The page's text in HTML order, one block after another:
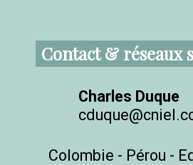
Contact & réseaux
Charles Duque
Colombie - Pérou -